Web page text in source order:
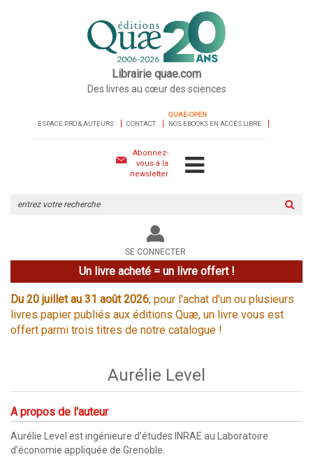
Librairie quae.com
Des livres au cœur des sciences
ESPACE PRO & AUTEURS CONTACT
QUAE-OPEN
NOS EBOOKS EN ACCÈS LIBRE
Abonnez-
vous à la
newsletter
le
site
SE CONNECTER
Un livre acheté = un livre offert !
Du 20 juillet au 31 août 2026, pour l'achat d'un ou plusieurs
livres papier publiés aux éditions Quæ, un livre vous est
offert parmi trois titres de notre catalogue !
Aurélie Level
A propos de l'auteur
Aurélie Level est ingénieure d’études INRAE au Laboratoire
d’économie appliquée de Grenoble.